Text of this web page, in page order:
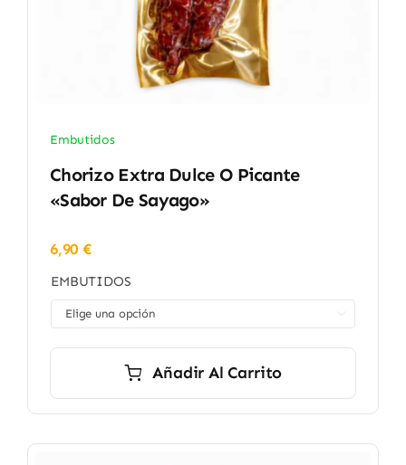
Embutidos
Chorizo Extra Dulce O Picante
«Sabor De Sayago»
6,90€
EMBUTIDOS
Añadir Al Carrito